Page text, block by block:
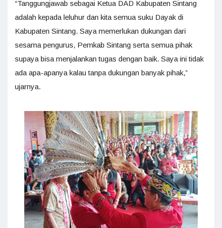
“Tanggungjawab sebagai Ketua DAD Kabupaten Sintang
adalah kepada leluhur dan kita semua suku Dayak di
Kabupaten Sintang. Saya memerlukan dukungan dari
sesama pengurus, Pemkab Sintang serta semua pihak
supaya bisa menjalankan tugas dengan baik. Saya ini tidak
ada apa-apanya kalau tanpa dukungan banyak pihak,”
ujarnya.